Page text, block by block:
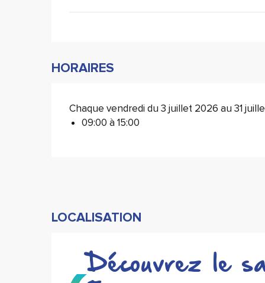
HORAIRES
Chaque vendredi du 3 juillet 2026 au 31
09:00 à 15:00
LOCALISATION
Découvrez le